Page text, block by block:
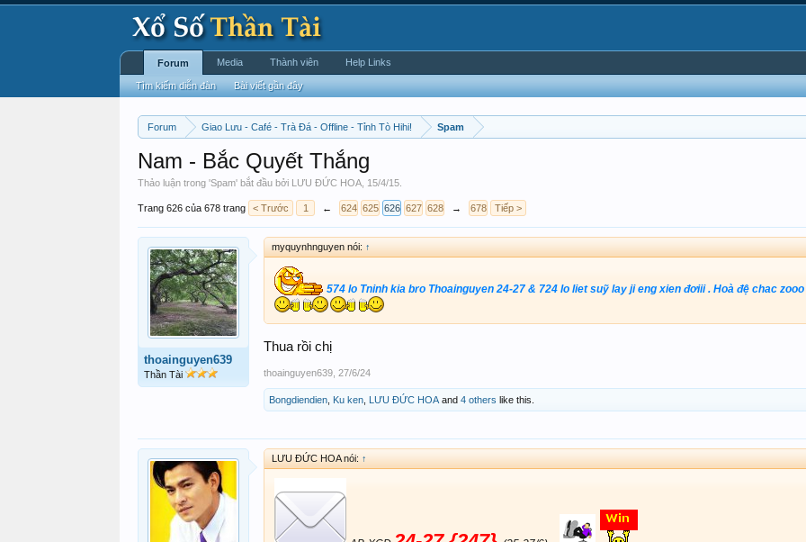
Forum Giao Lưu - Café - Trà Đá - Offline - Tỉnh Tò Hihi! Spam
Nam - Bắc Quyết Thắng
Thảo luận trong 'Spam' bắt đầu bởi LƯU ĐỨC HOA 15/4/15
Trang 626 của 678 trang < Trước 1 ← 624 625 626 627 628 → 678 Tiếp >
thoainguyen639
Thần Tài
myquynhnguyen nói: ↑
574 lo Tninh kia bro Thoainguyen 24-27 & 724 lo liet suỹ lay ji eng xien đơiii . Hoà đệ chac
Thua rồi chị
thoainguyen639 27/6/24
Bongdiendien Ku ken LƯU ĐỨC HOA and 4 others like this.
LƯU ĐỨC HOA nói: ↑
Forum
Tìm kiếm diễn đàn Bài viết gần đây
Media Thành viên Help Links